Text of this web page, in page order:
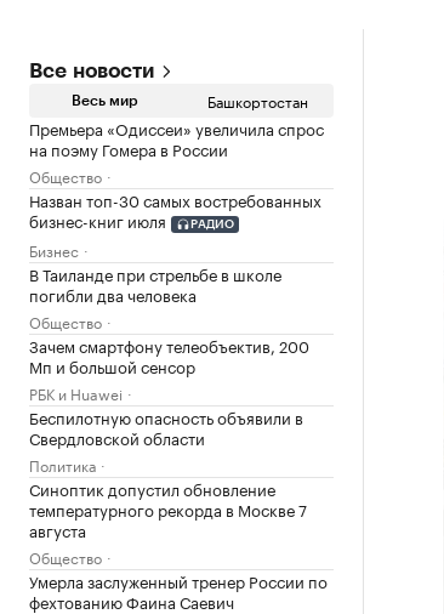
Все новости
Весь мир Башкортостан
Премьера «Одиссеи» увеличила спрос
на поэму Гомера в России
Общество
Назван топ-30 самых востребованных
бизнес-книг июля
РАДИО
Бизнес
В Таиланде при стрельбе в школе
погибли два человека
Общество
Зачем смартфону телеобъектив, 200
Мп и большой сенсор
РБК и Huawei
Беспилотную опасность объявили в
Свердловской области
Политика
Синоптик допустил обновление
температурного рекорда в Москве 7
августа
Общество
Умерла заслуженный тренер России по
фехтованию Фаина Саевич